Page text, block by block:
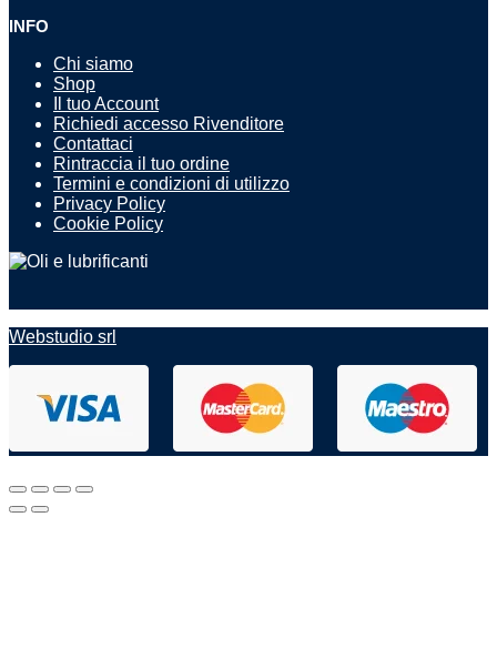
INFO
Chi siamo
Shop
Il tuo Account
Richiedi accesso Rivenditore
Contattaci
Rintraccia il tuo ordine
Termini e condizioni di utilizzo
Privacy Policy
Cookie Policy
Webstudio srl